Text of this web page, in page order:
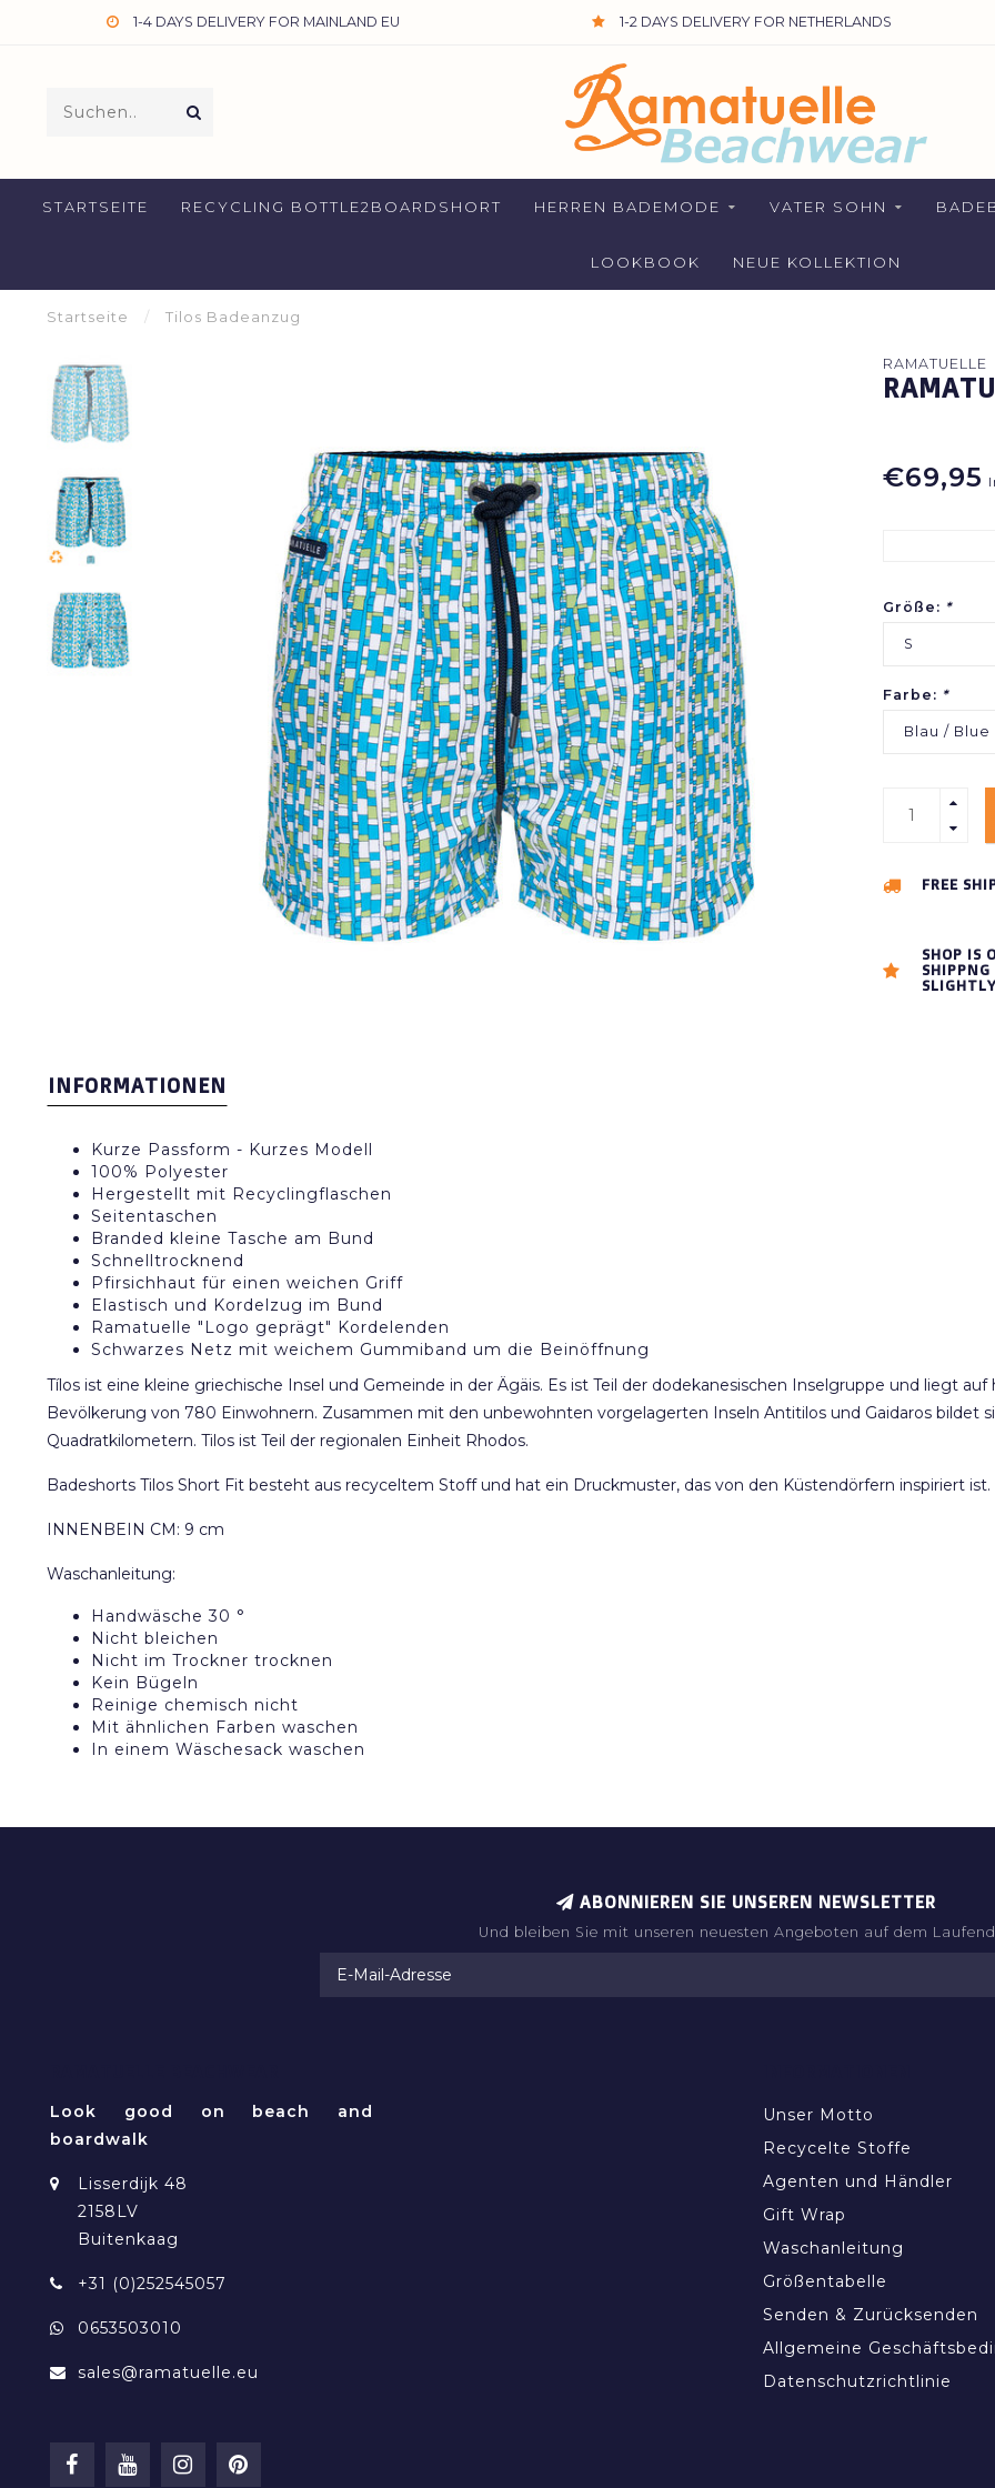
1-4 DAYS DELIVERY FOR MAINLAND EU 1-2 DAYS DELIVERY FOR NETHERLANDS
STARTSEITE RECYCLING BOTTLE2BOARDSHORT HERREN BADEMODE VATER SOHN
LOOKBOOK NEUE KOLLEKTION
Startseite / Tilos Badeanzug
RAMATUELLE
€69,95
Größe: *
S
Farbe: *
Blau / Blue
FREE
SHOP IS
INFORMATIONEN
Kurze Passform - Kurzes Modell
100% Polyester
Hergestellt mit Recyclingflaschen
Seitentaschen
Branded kleine Tasche am Bund
Schnelltrocknend
Pfirsichhaut für einen weichen Griff
Elastisch und Kordelzug im Bund
Ramatuelle "Logo geprägt" Kordelenden
Schwarzes Netz mit weichem Gummiband um die Beinöffnung
Tílos ist eine kleine griechische Insel und Gemeinde in der Ägäis. Es ist Teil der dodekanesischen Inselgruppe und liegt
Bevölkerung von 780 Einwohnern. Zusammen mit den unbewohnten vorgelagerten Inseln Antitilos und Gaidaros bildet
Quadratkilometern. Tilos ist Teil der regionalen Einheit Rhodos.
Badeshorts Tilos Short Fit besteht aus recyceltem Stoff und hat ein Druckmuster, das von den Küstendörfern inspiriert
INNENBEIN CM: 9 cm
Waschanleitung:
Handwäsche 30 °
Nicht bleichen
Nicht im Trockner trocknen
Kein Bügeln
Reinige chemisch nicht
Mit ähnlichen Farben waschen
In einem Wäschesack waschen
ABONNIEREN SIE UNSEREN NEWSLETTER
Und bleiben Sie mit unseren neuesten Angeboten auf dem
Look good on beach and
boardwalk
Lisserdijk 48
2158LV
Buitenkaag
+31 (0)252545057
0653503010
sales@ramatuelle.eu
Unser Motto
Recycelte Stoffe
Agenten und Händler
Gift Wrap
Waschanleitung
Größentabelle
Senden & Zurücksenden
Allgemeine
Datenschutzrichtlinie